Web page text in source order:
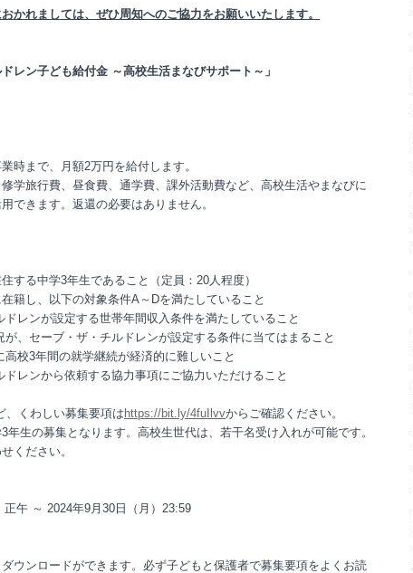
かれましては、ぜひ周知へのご協力をお願いいたします。
ドレン子ども給付金 ～高校生活まなびサポート～」
時まで、月額2万円を給付します。
学旅行費、昼食費、通学費、課外活動費など、高校生活やまなびに
できます。返還の必要はありません。
する中学3年生であること（定員：20人程度）
籍し、以下の対象条件A～Dを満たしていること
レンが設定する世帯年間収入条件を満たしていること
が、セーブ・ザ・チルドレンが設定する条件に当てはまること
校3年間の就学継続が経済的に難しいこと
ドレンから依頼する協力事項にご協力いただけること
くわしい募集要項は https://bit.ly/4fuIlvvからご確認ください。
生の募集となります。高校生世代は、若干名受け入れが可能です。
ください。
正午 ～ 2024年9月30日（月）23:59
ウンロードができます。必ず子どもと保護者で募集要項をよくお読